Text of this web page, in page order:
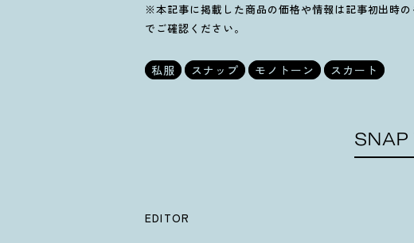
※本記事に掲載した商品の価格や情報は記事初出時
でご確認ください。
私服 スナップ モノトーン スカート
SNAP
EDITOR